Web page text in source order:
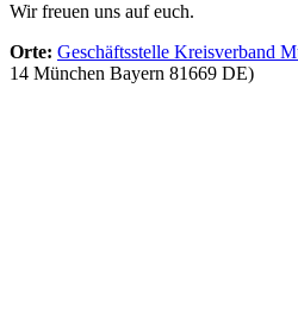
Wir freuen uns auf euch.
Orte: Geschäftsstelle Kreisverband
14 München Bayern 81669 DE)